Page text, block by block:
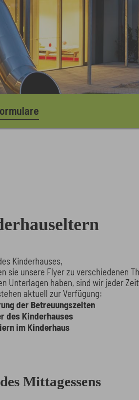
Kinderhauses,
sie unsere Flyer zu verschiedenen
Unterlagen haben, sind wir jeder
aktuell zur Verfügung:
der Betreuungszeiten
des Kinderhauses
im Kinderhaus
Mittagessens